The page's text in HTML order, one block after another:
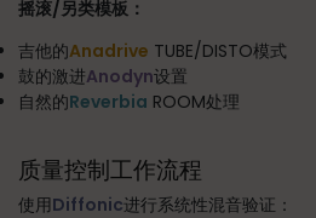
摇滚/另类模板：
吉他的Anadrive TUBE/DISTO模式
鼓的激进Anodyn设置
自然的Reverbia ROOM处理
质量控制工作流程
使用Diffonic进行系统性混音验证：